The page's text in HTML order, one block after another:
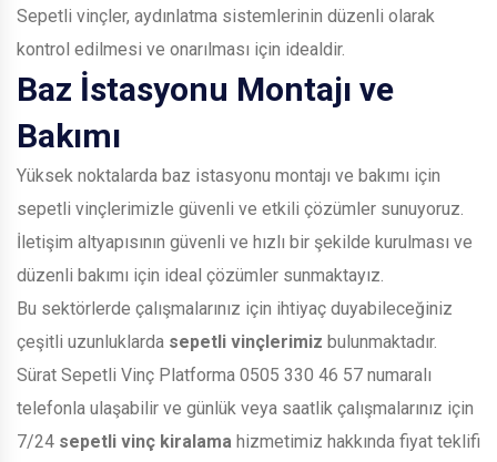
Sepetli vinçler, aydınlatma sistemlerinin düzenli olarak
kontrol edilmesi ve onarılması için idealdir.
Baz İstasyonu Montajı ve
Bakımı
Yüksek noktalarda baz istasyonu montajı ve bakımı için
sepetli vinçlerimizle güvenli ve etkili çözümler sunuyoruz.
İletişim altyapısının güvenli ve hızlı bir şekilde kurulması ve
düzenli bakımı için ideal çözümler sunmaktayız.
Bu sektörlerde çalışmalarınız için ihtiyaç duyabileceğiniz
çeşitli uzunluklarda sepetli vinçlerimiz bulunmaktadır.
Sürat Sepetli Vinç Platforma 0505 330 46 57 numaralı
telefonla ulaşabilir ve günlük veya saatlik çalışmalarınız için
7/24 sepetli vinç kiralama hizmetimiz hakkında fiyat teklifi